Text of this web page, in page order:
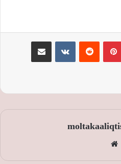
بينتيريست